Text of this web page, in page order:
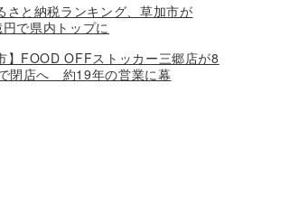
さと納税ランキング、草加市が
で県内トップに
】FOOD OFFストッカー三郷店が8
閉店へ 約19年の営業に幕